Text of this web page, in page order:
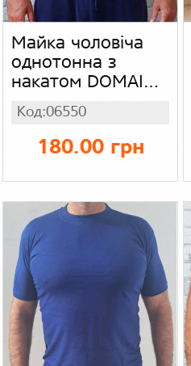
Майка чоловіча
однотонна з
накатом DOMAIN
RAW, трикотаж
Код:06550
180.00 грн